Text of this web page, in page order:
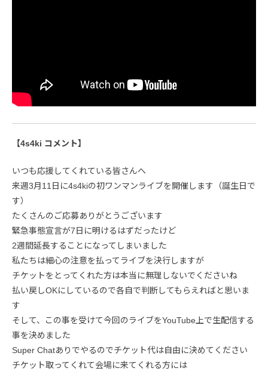
【4s4ki コメント】
いつも応援してくれている皆さんへ
来週3月11日に4s4kiの初ワンマンライブを開催します（誕生日で
す）
たくさんのご応募ありがとうございます
緊急事態宣言が7日に明けるはずだったけど
2週間延長することになってしまいました
私たちは細心の注意を払ってライブを決行しますが
チケットをとってくれた方は本当に無理しないでくださいね
払い戻しOKにしているので各自で判断してもらえればと思いま
す
そして、この事を受けて今回のライブをYouTube上で生配信する
事を決めました
Super Chatありでやるのでチケット代は自由に決めてください
チケット取ってくれて会場に来てくれる方には